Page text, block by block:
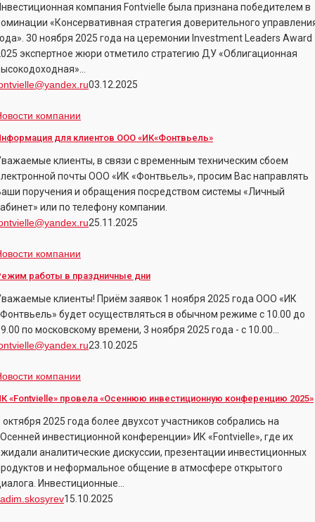
компания Fontvielle была признана победителем в
«Консервативная стратегия доверительного
30 ноября 2025 года на церемонии Investment Leaders Award
экспертное жюри отметило стратегию ДУ «Облигационная
03.12.2025
компании
для клиентов ООО «ИК«Фонтвьель»
клиенты, в связи с временным техническим сбоем
почты ООО «ИК «Фонтвьель», просим Вас направлять
поручения и обращения посредством системы «Личный
или по телефону компании.
25.11.2025
компании
работы в праздничные дни
клиенты! Приём заявок 1 ноября 2025 года ООО «ИК
будет осуществляться в обычном режиме с 10.00 до
по московскому времени, 3 ноября 2025 года - с 10.00…
23.10.2025
компании
«Fontvielle» провела «Осеннюю инвестиционную конференцию 2025»
октября 2025 года более двухсот участников собрались на
инвестиционной конференции» ИК «Fontvielle», где их
аналитические дискуссии, презентации инвестиционных
и неформальное общение в атмосфере открытого
Инвестиционные…
15.10.2025